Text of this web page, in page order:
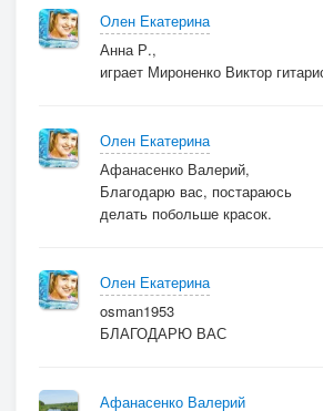
Олен Екатерина
Анна Р.,
играет Мироненко Виктор
Олен Екатерина
Афанасенко Валерий,
Благодарю вас, постараюсь
делать побольше красок.
Олен Екатерина
osman1953
БЛАГОДАРЮ ВАС
Афанасенко Валерий